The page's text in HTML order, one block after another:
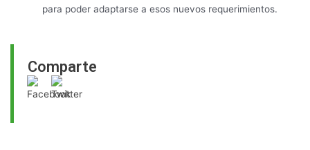
Comparte
para poder adaptarse a esos nuevos requerimientos.